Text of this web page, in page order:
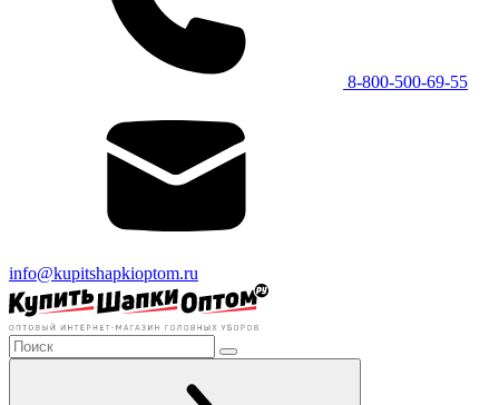
8-800-500-69-55
info@kupitshapkioptom.ru